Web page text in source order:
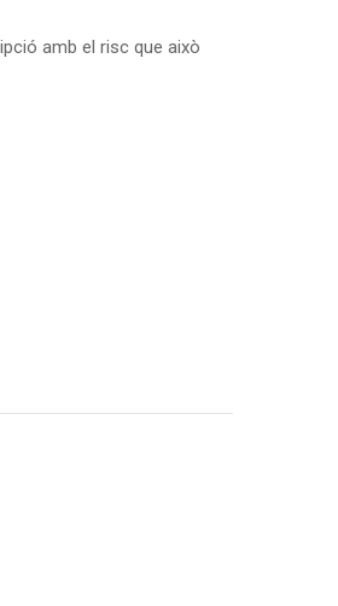
amb el risc que això